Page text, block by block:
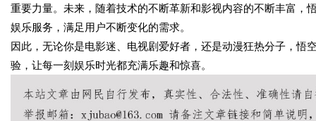
重要力量。未来，随着技术的不断革新和影视内容的不断丰富，
娱乐服务，满足用户不断变化的需求。
因此，无论你是电影迷、电视剧爱好者，还是动漫狂热分子，
验，让每一刻娱乐时光都充满乐趣和惊喜。